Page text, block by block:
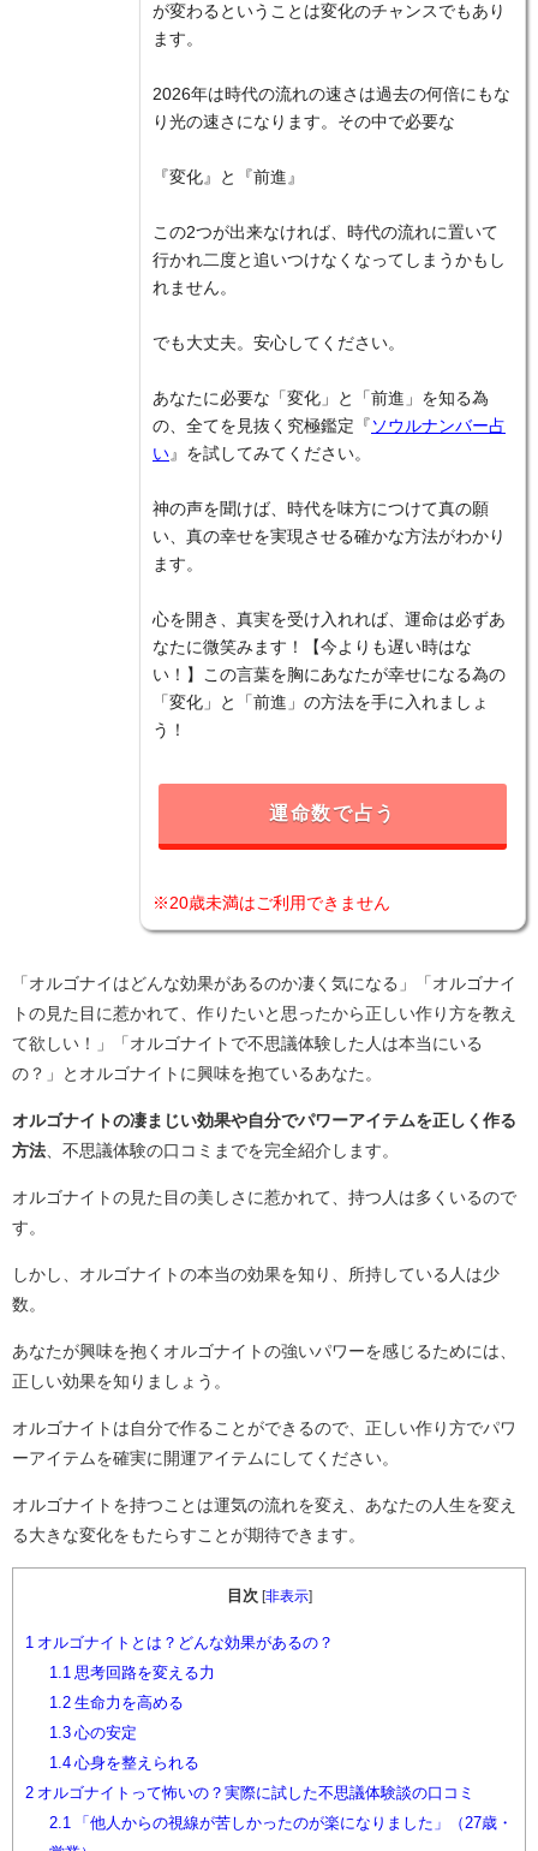
が変わるということは変化のチャンスでもあり
ます。
2026年は時代の流れの速さは過去の何倍にもな
り光の速さになります。その中で必要な
『変化』と『前進』
この2つが出来なければ、時代の流れに置いて
行かれ二度と追いつけなくなってしまうかもし
れません。
でも大丈夫。安心してください。
あなたに必要な「変化」と「前進」を知る為
の、全てを見抜く究極鑑定『 ソウルナンバー占
い 』を試してみてください。
神の声を聞けば、時代を味方につけて真の願
い、真の幸せを実現させる確かな方法がわかり
ます。
心を開き、真実を受け入れれば、運命は必ずあ
なたに微笑みます！【今よりも遅い時はな
い！】この言葉を胸にあなたが幸せになる為の
「変化」と「前進」の方法を手に入れましょ
う！
運命数で占う
※20歳未満はご利用できません
「オルゴナイはどんな効果があるのか凄く気になる」「オルゴナイ
トの見た目に惹かれて、作りたいと思ったから正しい作り方を教え
て欲しい！」「オルゴナイトで不思議体験した人は本当にいる
の？」とオルゴナイトに興味を抱ているあなた。
オルゴナイトの凄まじい効果や自分でパワーアイテムを正しく作る
方法 、不思議体験の口コミまでを完全紹介します。
オルゴナイトの見た目の美しさに惹かれて、持つ人は多くいるので
す。
しかし、オルゴナイトの本当の効果を知り、所持している人は少
数。
あなたが興味を抱くオルゴナイトの強いパワーを感じるためには、
正しい効果を知りましょう。
オルゴナイトは自分で作ることができるので、正しい作り方でパワ
ーアイテムを確実に開運アイテムにしてください。
オルゴナイトを持つことは運気の流れを変え、あなたの人生を変え
る大きな変化をもたらすことが期待できます。
目次 [非表示]
1
オルゴナイトとは？どんな効果があるの？
1.1
思考回路を変える力
1.2生命力を高める
1.3心の安定
1.4心身を整えられる
2 オルゴナイトって怖いの？実際に試した不思議体験談の口コミ
2.1
「他人からの視線が苦しかったのが楽になりました」（27歳・